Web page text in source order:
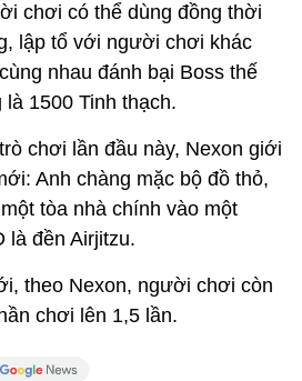
chơi có thể dùng đồng thời
lập tổ với người chơi khác
nhau đánh bại Boss thế
1500 Tinh thạch.
chơi lần đầu này, Nexon giới
Anh chàng mặc bộ đồ thỏ,
tòa nhà chính vào một
là đền Airjitzu.
theo Nexon, người chơi còn
chơi lên 1,5 lần.